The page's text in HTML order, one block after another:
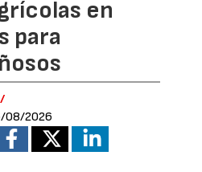
en
para
08/2026